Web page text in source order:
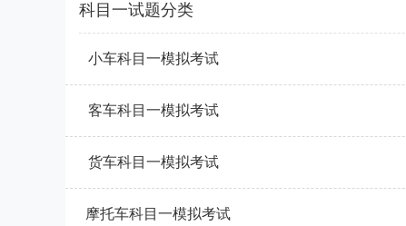
科目一试题分类
小车科目一模拟考试
客车科目一模拟考试
货车科目一模拟考试
摩托车科目一模拟考试